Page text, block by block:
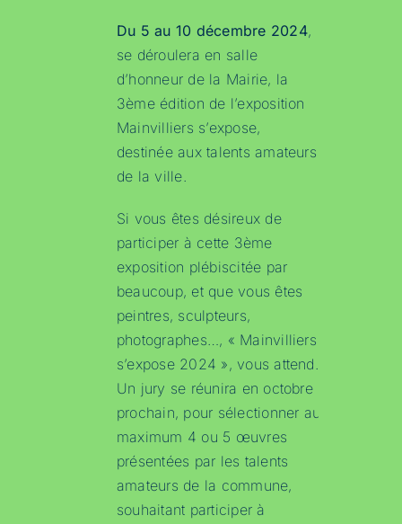
Du 5 au 10 décembre 2024,
se déroulera en salle
d’honneur de la Mairie, la
3ème édition de l’exposition
Mainvilliers s’expose,
destinée aux talents amateurs
de la ville.
Si vous êtes désireux de
participer à cette 3ème
exposition plébiscitée par
beaucoup, et que vous êtes
peintres, sculpteurs,
photographes…, « Mainvilliers
s’expose 2024 », vous attend.
Un jury se réunira en octobre
prochain, pour sélectionner au
maximum 4 ou 5 œuvres
présentées par les talents
amateurs de la commune,
souhaitant participer à